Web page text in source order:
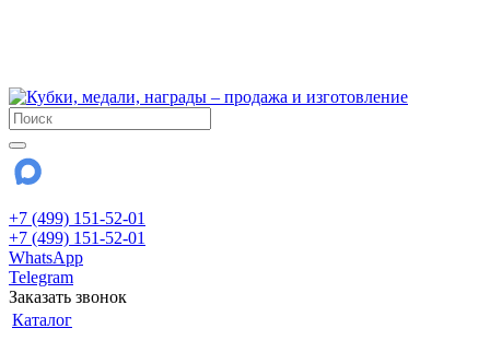
+7 (499) 151-52-01
+7 (499) 151-52-01
WhatsApp
Telegram
Заказать звонок
Каталог